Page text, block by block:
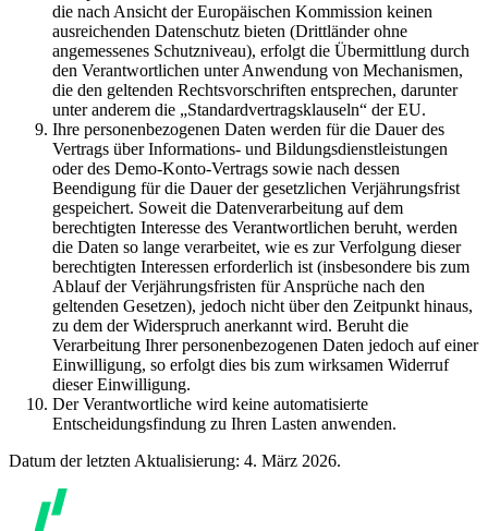
die nach Ansicht der Europäischen Kommission keinen
ausreichenden Datenschutz bieten (Drittländer ohne
angemessenes Schutzniveau), erfolgt die Übermittlung durch
den Verantwortlichen unter Anwendung von Mechanismen,
die den geltenden Rechtsvorschriften entsprechen, darunter
unter anderem die „Standardvertragsklauseln“ der EU.
Ihre personenbezogenen Daten werden für die Dauer des
Vertrags über Informations- und Bildungsdienstleistungen
oder des Demo-Konto-Vertrags sowie nach dessen
Beendigung für die Dauer der gesetzlichen Verjährungsfrist
gespeichert. Soweit die Datenverarbeitung auf dem
berechtigten Interesse des Verantwortlichen beruht, werden
die Daten so lange verarbeitet, wie es zur Verfolgung dieser
berechtigten Interessen erforderlich ist (insbesondere bis zum
Ablauf der Verjährungsfristen für Ansprüche nach den
geltenden Gesetzen), jedoch nicht über den Zeitpunkt hinaus,
zu dem der Widerspruch anerkannt wird. Beruht die
Verarbeitung Ihrer personenbezogenen Daten jedoch auf einer
Einwilligung, so erfolgt dies bis zum wirksamen Widerruf
dieser Einwilligung.
Der Verantwortliche wird keine automatisierte
Entscheidungsfindung zu Ihren Lasten anwenden.
Datum der letzten Aktualisierung: 4. März 2026.